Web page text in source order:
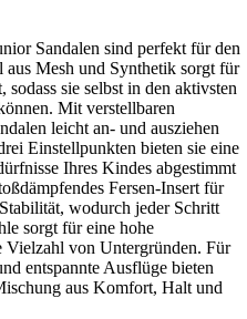
Sandalen sind perfekt für den
Mesh und Synthetik sorgt für
sie selbst in den aktivsten
Mit verstellbaren
leicht an- und ausziehen
Einstellpunkten bieten sie eine
Ihres Kindes abgestimmt
Fersen-Insert für
wodurch jeder Schritt
sorgt für eine hohe
Vielzahl von Untergründen. Für
entspannte Ausflüge bieten
aus Komfort, Halt und